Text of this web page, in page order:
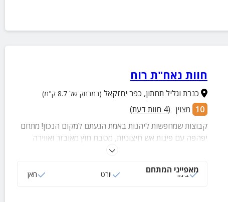
חוות נאח"ת רוח
כנרת וגליל תחתון, כפר יחזקאל (במרחק של 8.7 ק"מ)
10 מצוין (
4 חוות דעת)
קבוצות שמחפשות ליהנות באמת הגעתם למקום הנכון! מתחם
יפהפה עם פינות אש חיצוניות, מטבח חוץ מאובזר ואווירה
מאפייני המתחם
צימר יורט חאן